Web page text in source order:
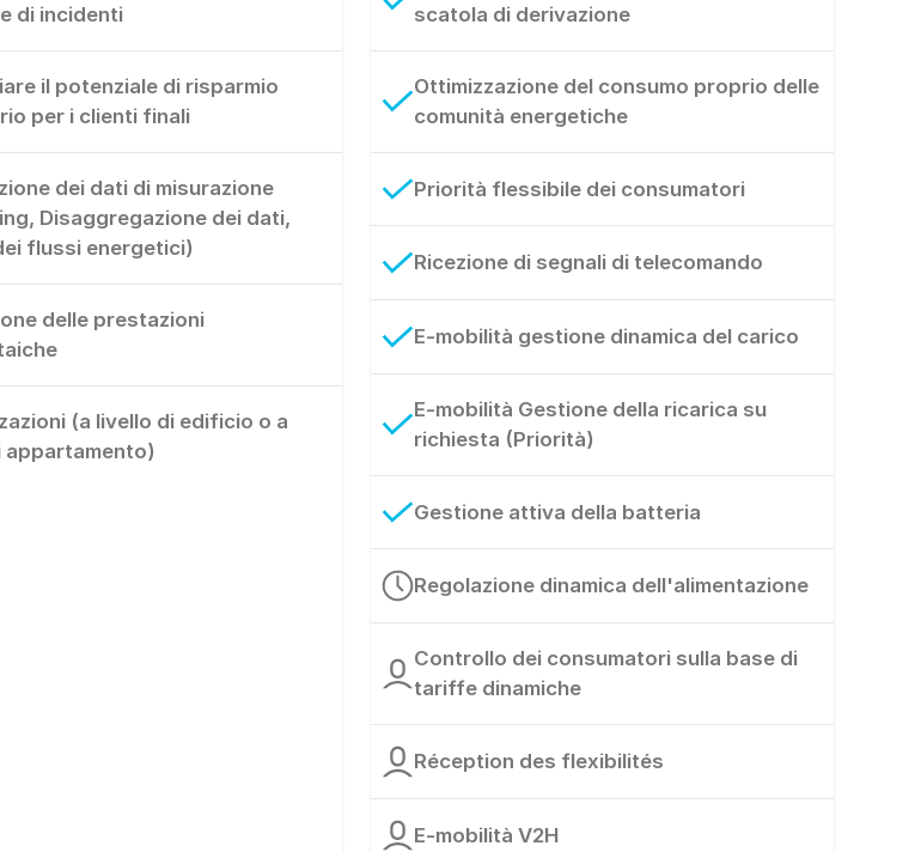
di incidenti
il potenziale di risparmio
per i clienti finali
dei dati di misurazione
Disaggregazione dei dati,
flussi energetici)
delle prestazioni
(a livello di edificio o a
appartamento)
scatola di derivazione
Ottimizzazione del consumo proprio delle
comunità energetiche
Priorità flessibile dei consumatori
Ricezione di segnali di telecomando
E-mobilità gestione dinamica del carico
E-mobilità Gestione della ricarica su
richiesta (Priorità)
Gestione attiva della batteria
Regolazione dinamica dell'alimentazione
Controllo dei consumatori sulla base di
tariffe dinamiche
Réception des flexibilités
E-mobilità V2H